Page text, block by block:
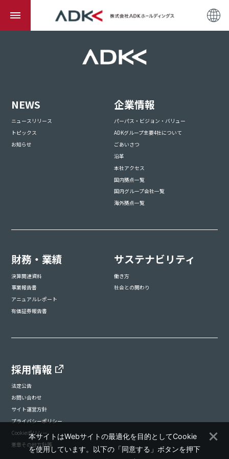
NEWS
ニュースリリース
トピックス
お知らせ
企業情報
パーパス・ビジョン・バリュー
ADKグループ主要4社について
ごあいさつ
沿革
本社アクセス
国内拠点一覧
国内グループ会社一覧
海外拠点一覧
財務・業績
決算関連資料
事業報告書
アニュアルレポート
有価証券報告書
サステナビリティ
働き方
社会との関わり
採用情報
法定公告
お問い合わせ
サイト運営方針
プライバシーポリシー
Cookieポリシー
憲章その他方針等
本サイトはWebサイトの最適化を目的としてCookie
を使用しています。以下の「同意する」ボタンを押下